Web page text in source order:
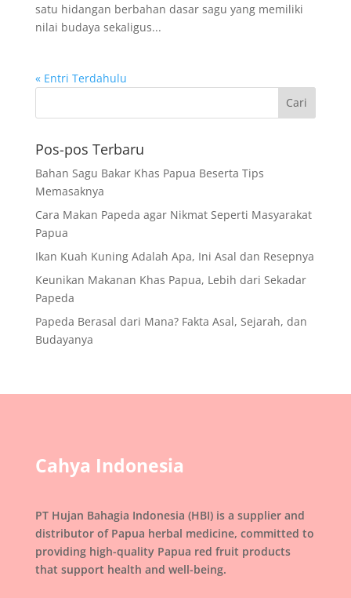
satu hidangan berbahan dasar sagu yang memiliki
nilai budaya sekaligus...
« Entri Terdahulu
Pos-pos Terbaru
Bahan Sagu Bakar Khas Papua Beserta Tips
Memasaknya
Cara Makan Papeda agar Nikmat Seperti Masyarakat
Papua
Ikan Kuah Kuning Adalah Apa, Ini Asal dan Resepnya
Keunikan Makanan Khas Papua, Lebih dari Sekadar
Papeda
Papeda Berasal dari Mana? Fakta Asal, Sejarah, dan
Budayanya
Cahya Indonesia
PT Hujan Bahagia Indonesia (HBI) is a supplier and
distributor of Papua herbal medicine, committed to
providing high-quality Papua red fruit products
that support health and well-being.